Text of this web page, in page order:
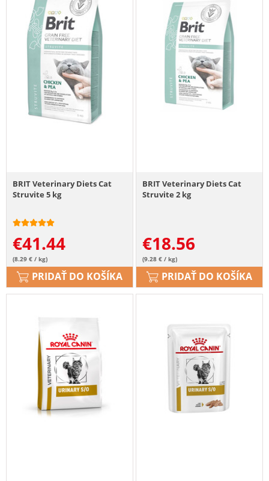
BRIT Veterinary Diets Cat
Struvite 5 kg
€41.44
(8.29 € / kg)
PRIDAŤ DO KOŠÍKA
BRIT Veterinary Diets Cat
Struvite 2 kg
€18.56
(9.28 € / kg)
PRIDAŤ DO KOŠÍKA